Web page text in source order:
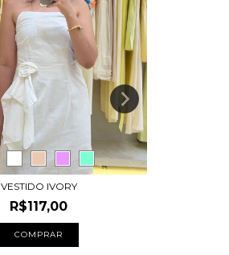
VESTIDO IVORY
R$117,00
COMPRAR